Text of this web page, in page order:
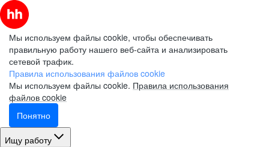
Мы используем файлы cookie, чтобы обеспечивать
правильную работу нашего веб-сайта и анализировать
сетевой трафик.
Правила использования файлов cookie
Мы используем файлы cookie. Правила использования
файлов cookie
Понятно
Ищу работу